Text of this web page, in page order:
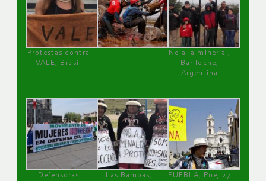
Protestas contra
VALE, Brasil
No a la minería ,
Bariloche,
Argentina
Defensoras
Las Bambas,
PUEBLA, Pue, 27